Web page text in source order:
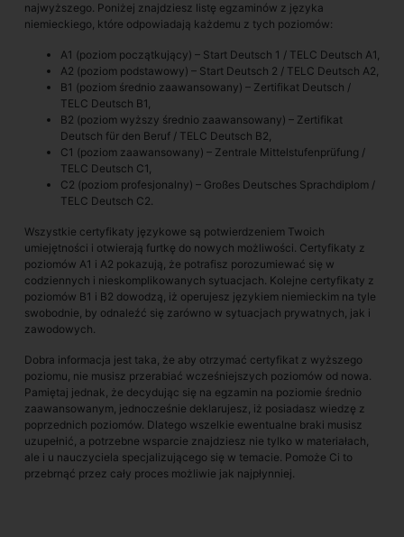
najwyższego. Poniżej znajdziesz listę egzaminów z języka
niemieckiego, które odpowiadają każdemu z tych poziomów:
A1 (poziom początkujący) – Start Deutsch 1 / TELC Deutsch A1,
A2 (poziom podstawowy) – Start Deutsch 2 / TELC Deutsch A2,
B1 (poziom średnio zaawansowany) – Zertifikat Deutsch /
TELC Deutsch B1,
B2 (poziom wyższy średnio zaawansowany) – Zertifikat
Deutsch für den Beruf / TELC Deutsch B2,
C1 (poziom zaawansowany) – Zentrale Mittelstufenprüfung /
TELC Deutsch C1,
C2 (poziom profesjonalny) – Großes Deutsches Sprachdiplom /
TELC Deutsch C2.
Wszystkie certyfikaty językowe są potwierdzeniem Twoich
umiejętności i otwierają furtkę do nowych możliwości. Certyfikaty z
poziomów A1 i A2 pokazują, że potrafisz porozumiewać się w
codziennych i nieskomplikowanych sytuacjach. Kolejne certyfikaty z
poziomów B1 i B2 dowodzą, iż operujesz językiem niemieckim na tyle
swobodnie, by odnaleźć się zarówno w sytuacjach prywatnych, jak i
zawodowych.
Dobra informacja jest taka, że aby otrzymać certyfikat z wyższego
poziomu, nie musisz przerabiać wcześniejszych poziomów od nowa.
Pamiętaj jednak, że decydując się na egzamin na poziomie średnio
zaawansowanym, jednocześnie deklarujesz, iż posiadasz wiedzę z
poprzednich poziomów. Dlatego wszelkie ewentualne braki musisz
uzupełnić, a potrzebne wsparcie znajdziesz nie tylko w materiałach,
ale i u nauczyciela specjalizującego się w temacie. Pomoże Ci to
przebrnąć przez cały proces możliwie jak najpłynniej.